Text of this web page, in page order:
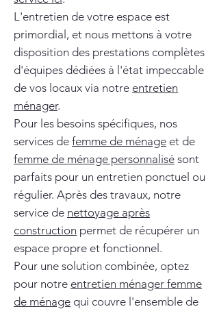
L'entretien de votre espace est
primordial, et nous mettons à votre
disposition des prestations complètes
d'équipes dédiées à l'état impeccable
de vos locaux via notre entretien
ménager.
Pour les besoins spécifiques, nos
services de femme de ménage et de
femme de ménage personnalisé sont
parfaits pour un entretien ponctuel ou
régulier. Après des travaux, notre
service de nettoyage après
construction permet de récupérer un
espace propre et fonctionnel.
Pour une solution combinée, optez
pour notre entretien ménager femme
de ménage qui couvre l'ensemble de